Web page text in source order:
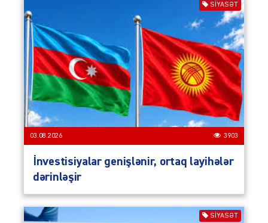
SIYASƏT
03.08.2026 3903
İnvestisiyalar genişlənir, ortaq layihələr
dərinləşir
SIYASƏT